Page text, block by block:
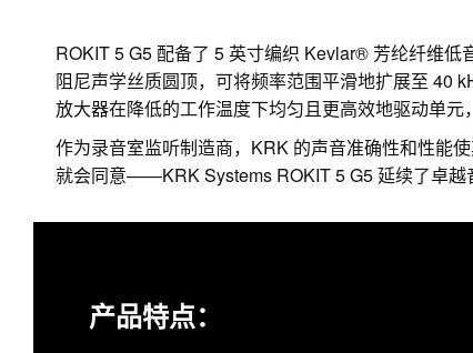
ROKIT 5 G5 配备了 5 英寸编织 Kevlar® 芳纶纤维
阻尼声学丝质圆顶，可将频率范围平滑地扩展至 40
放大器在降低的工作温度下均匀且更高效地驱动单元
作为录音室监听制造商，KRK 的声音准确性和性能
就会同意——KRK Systems ROKIT 5 G5 延续了卓越
产品特点：